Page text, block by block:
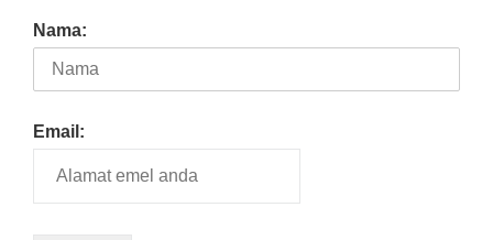
Nama:
Email: